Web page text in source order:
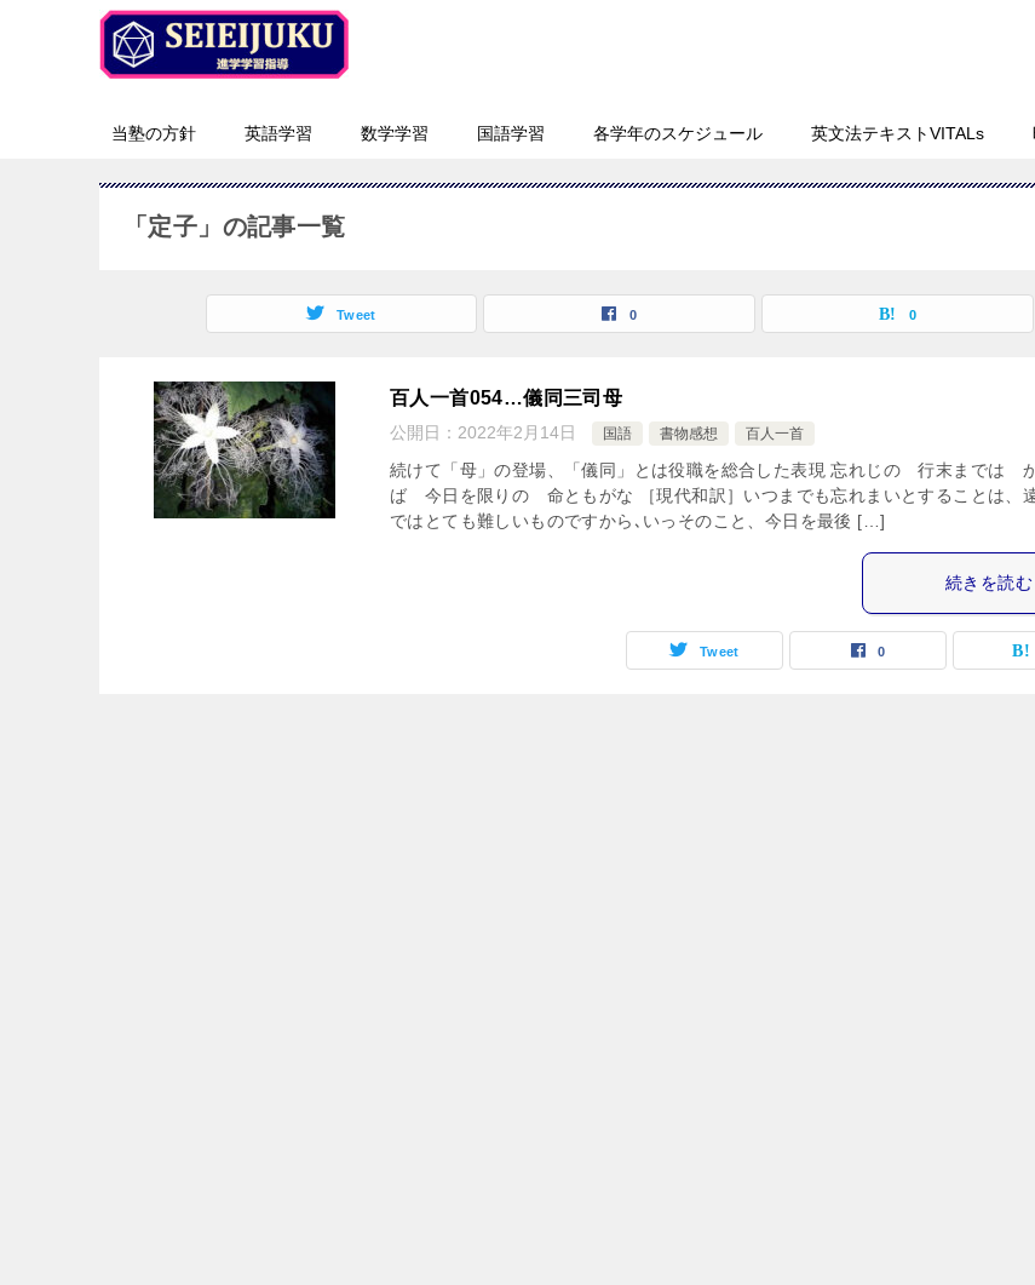
当塾の方針 英語学習 数学学習 国語学習 各学年のスケジュール 英文法テキストVITALs
「定子」の記事一覧
Tweet 0 0
百人一首054…儀同三司母
公開日： 2022年2月14日 国語 書物感想 百人一首
続けて「母」の登場、「儀同」とは役職を総合した表現 忘れじの 行末までは
ば 今日を限りの 命ともがな ［現代和訳］いつまでも忘れまいとすることは、
ではとても難しいものですから､いっそのこと、今日を最後 […]
続きを読む
Tweet 0